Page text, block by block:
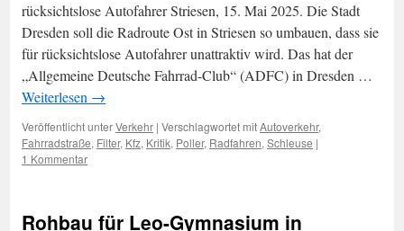
rücksichtslose Autofahrer Striesen, 15. Mai 2025. Die Stadt
Dresden soll die Radroute Ost in Striesen so umbauen, dass sie
für rücksichtslose Autofahrer unattraktiv wird. Das hat der
„Allgemeine Deutsche Fahrrad-Club“ (ADFC) in Dresden …
Weiterlesen →
Veröffentlicht unterVerkehr | Verschlagwortet mitAutoverkehr,
Fahrradstraße, Filter, Kfz, Kritik, Poller, Radfahren, Schleuse |
1 Kommentar
Rohbau für Leo-Gymnasium in